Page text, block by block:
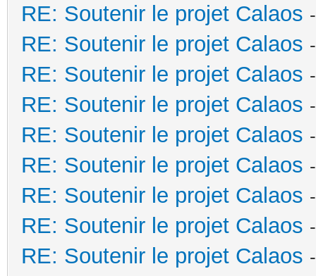
RE: Soutenir le projet Calaos
RE: Soutenir le projet Calaos
RE: Soutenir le projet Calaos
RE: Soutenir le projet Calaos
RE: Soutenir le projet Calaos
RE: Soutenir le projet Calaos
RE: Soutenir le projet Calaos
RE: Soutenir le projet Calaos
RE: Soutenir le projet Calaos